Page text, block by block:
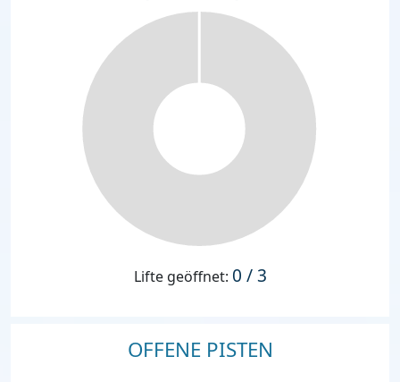
Lifte geöffnet: 0 / 3
OFFENE PISTEN